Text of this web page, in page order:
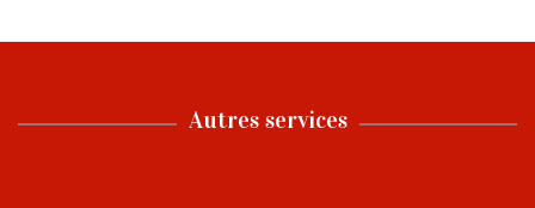
Autres services